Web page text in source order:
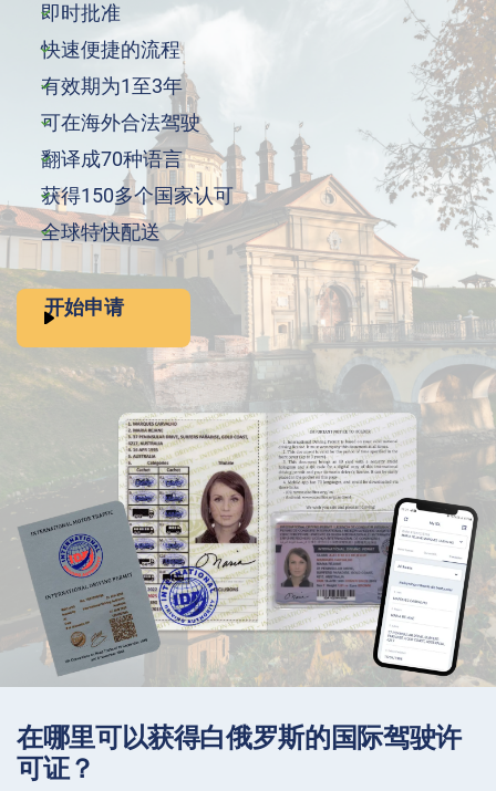
即时批准
快速便捷的流程
有效期为1至3年
可在海外合法驾驶
翻译成70种语言
获得150多个国家认可
全球特快配送
开始申请
在哪里可以获得白俄罗斯的国际驾驶许
可证？